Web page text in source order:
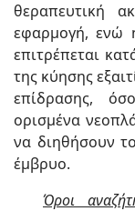
θεραπευτική
εφαρμογή, ενώ
επιτρέπεται
της κύησης
επίδρασης,
ορισμένα
να διηθήσουν
έμβρυο.
Όροι